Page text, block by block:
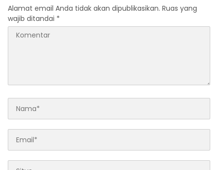
Alamat email Anda tidak akan dipublikasikan. Ruas yang
wajib ditandai *